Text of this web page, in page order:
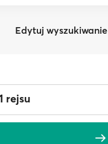
Edytuj wyszukiwanie
rejsu